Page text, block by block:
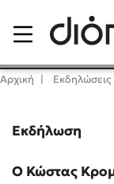
Δημοφιλή
Αρχική Εκδηλώσεις
Εκδήλωση
Ο Κώστας